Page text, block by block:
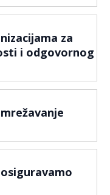
za
i odgovornog